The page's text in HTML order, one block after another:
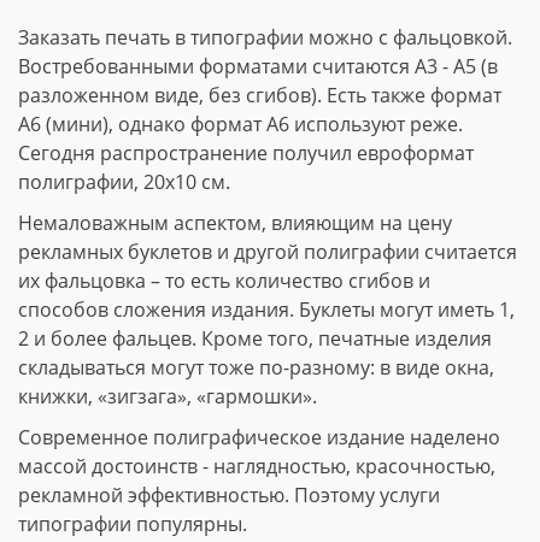
Заказать печать в типографии можно с фальцовкой.
Востребованными форматами считаются А3 - А5 (в
разложенном виде, без сгибов). Есть также формат
А6 (мини), однако формат А6 используют реже.
Сегодня распространение получил евроформат
полиграфии, 20х10 см.
Немаловажным аспектом, влияющим на цену
рекламных буклетов и другой полиграфии считается
их фальцовка – то есть количество сгибов и
способов сложения издания. Буклеты могут иметь 1,
2 и более фальцев. Кроме того, печатные изделия
складываться могут тоже по-разному: в виде окна,
книжки, «зигзага», «гармошки».
Современное полиграфическое издание наделено
массой достоинств - наглядностью, красочностью,
рекламной эффективностью. Поэтому услуги
типографии популярны.